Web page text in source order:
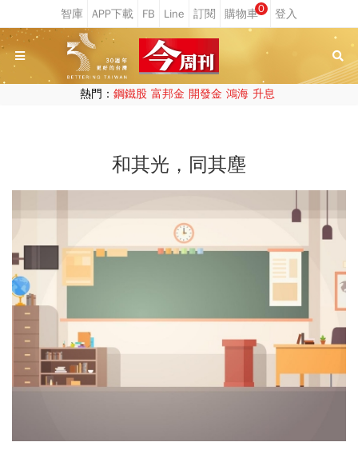
0
熱門： 鋼鐵股 富邦金 開發金 鴻海 升息
和其光，同其塵